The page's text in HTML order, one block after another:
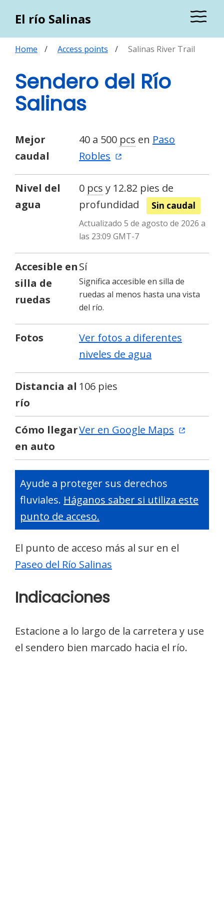
El río Salinas
Home Access points Salinas River Trail
Sendero del Río
Salinas
Mejor
caudal
40 a 500 pcs en Paso
Robles
Nivel del
agua
0 pcs y 12.82 pies de
profundidad
Sin caudal
Actualizado 5 de agosto de 2026 a
las 23:09 GMT-7
Accesible en
silla de
ruedas
Sí
Significa accesible en silla de
ruedas al menos hasta una vista
del río.
Fotos
Ver fotos a diferentes
niveles de agua
Distancia al
río
106 pies
Cómo llegar
en auto
Ver en Google Maps
Ayude a proteger sus derechos
fluviales. Háganos saber si utiliza este
punto de acceso.
El punto de acceso más al sur en el
Paseo del Río Salinas
Indicaciones
Estacione a lo largo de la carretera y use
el sendero bien marcado hacia el río.